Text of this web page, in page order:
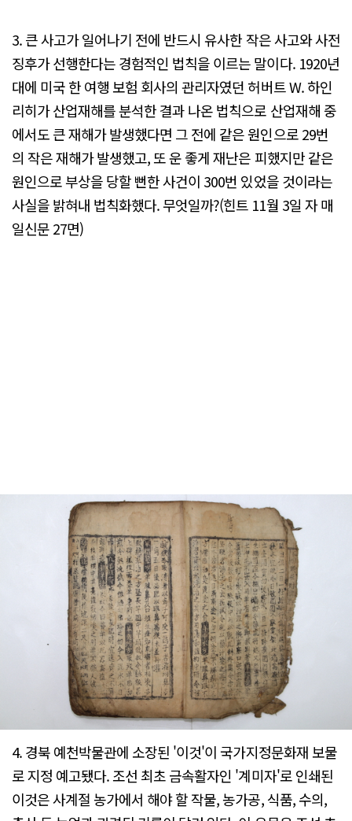
3. 큰 사고가 일어나기 전에 반드시 유사한 작은 사고와 사전
징후가 선행한다는 경험적인 법칙을 이르는 말이다. 1920년
대에 미국 한 여행 보험 회사의 관리자였던 허버트 W. 하인
리히가 산업재해를 분석한 결과 나온 법칙으로 산업재해 중
에서도 큰 재해가 발생했다면 그 전에 같은 원인으로 29번
의 작은 재해가 발생했고, 또 운 좋게 재난은 피했지만 같은
원인으로 부상을 당할 뻔한 사건이 300번 있었을 것이라는
사실을 밝혀내 법칙화했다. 무엇일까?(힌트 11월 3일 자 매
일신문 27면)
4. 경북 예천박물관에 소장된 '이것'이 국가지정문화재 보물
로 지정 예고됐다. 조선 최초 금속활자인 '계미자'로 인쇄된
이것은 사계절 농가에서 해야 할 작물, 농가공, 식품, 수의,